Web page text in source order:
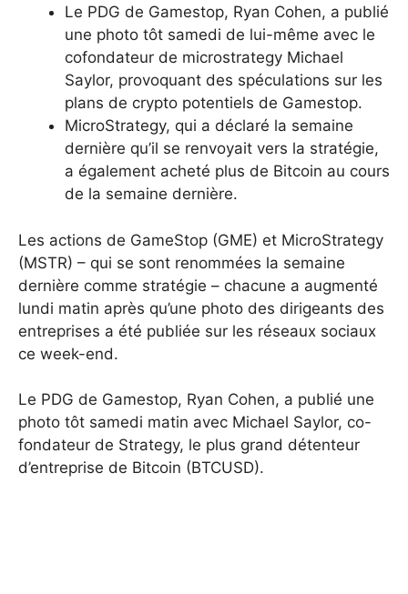
Le PDG de Gamestop, Ryan Cohen, a publié
une photo tôt samedi de lui-même avec le
cofondateur de microstrategy Michael
Saylor, provoquant des spéculations sur les
plans de crypto potentiels de Gamestop.
MicroStrategy, qui a déclaré la semaine
dernière qu’il se renvoyait vers la stratégie,
a également acheté plus de Bitcoin au cours
de la semaine dernière.
Les actions de GameStop (GME) et MicroStrategy
(MSTR) – qui se sont renommées la semaine
dernière comme stratégie – chacune a augmenté
lundi matin après qu’une photo des dirigeants des
entreprises a été publiée sur les réseaux sociaux
ce week-end.
Le PDG de Gamestop, Ryan Cohen, a publié une
photo tôt samedi matin avec Michael Saylor, co-
fondateur de Strategy, le plus grand détenteur
d’entreprise de Bitcoin (BTCUSD).